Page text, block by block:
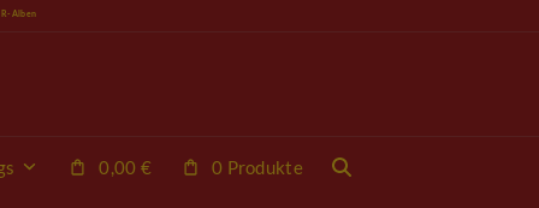
Alben
0,00 € 0 Produkte